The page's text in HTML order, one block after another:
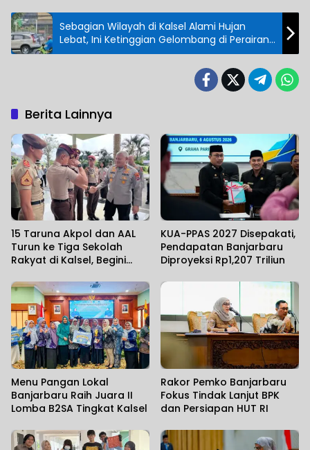
Sebagian Wilayah di Kalsel Alami Hujan
Lebat, Ini Ketinggian Gelombang di Perairan
Kotabaru
Berita Lainnya
15 Taruna Akpol dan AAL
Turun ke Tiga Sekolah
Rakyat di Kalsel, Begini
KUA-PPAS 2027 Disepakati,
Pendapatan Banjarbaru
Diproyeksi Rp1,207 Triliun
Menu Pangan Lokal
Banjarbaru Raih Juara II
Lomba B2SA Tingkat Kalsel
Rakor Pemko Banjarbaru
Fokus Tindak Lanjut BPK
dan Persiapan HUT RI